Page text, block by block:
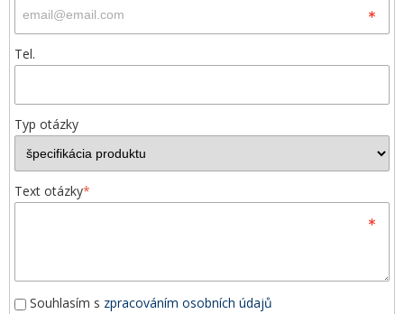
Tel.
Typ otázky
Text otázky*
Souhlasím s zpracováním osobních údajů